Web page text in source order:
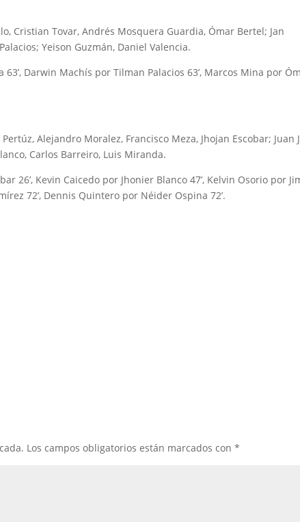
Cristian Tovar, Andrés Mosquera Guardia, Ómar Bertel; Jan
Yeison Guzmán, Daniel Valencia.
Darwin Machís por Tilman Palacios 63’, Marcos Mina por
Alejandro Moralez, Francisco Meza, Jhojan Escobar; Juan
Carlos Barreiro, Luis Miranda.
26’, Kevin Caicedo por Jhonier Blanco 47’, Kelvin Osorio por
72’, Dennis Quintero por Néider Ospina 72’.
Los campos obligatorios están marcados con*